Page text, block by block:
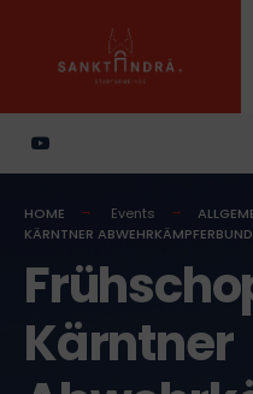
content
HOME Events
KÄRNTNER ABWEHRKÄMPFERBUND
Kärntner